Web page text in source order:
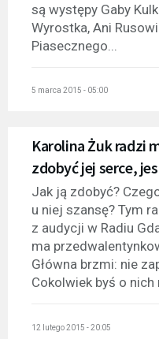
są występy Gaby
Wyrostka, Ani
Piasecznego...
5 marca 2015 - 05:00
Karolina Żuk radzi
zdobyć jej serce,
Jak ją zdobyć?
u niej szansę? Tym
z audycji w Radiu
ma
Główna brzmi: nie
Cokolwiek byś o nich
12 lutego 2015 - 20:05